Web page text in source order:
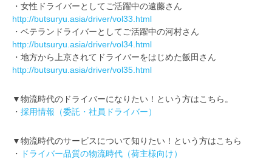
・女性ドライバーとしてご活躍中の遠藤さん
http://butsuryu.asia/driver/vol33.html
・ベテランドライバーとしてご活躍中の河村さん
http://butsuryu.asia/driver/vol34.html
・地方から上京されてドライバーをはじめた飯田さん
http://butsuryu.asia/driver/vol35.html
▼物流時代のドライバーになりたい！という方はこちら。
・ 採用情報（委託・社員ドライバー）
▼物流時代のサービスについて知りたい！という方はこちら
・
ドライバー品質の物流時代（荷主様向け）